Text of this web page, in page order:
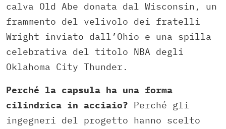
calva Old Abe donata dal Wisconsin, un
frammento del velivolo dei fratelli
Wright inviato dall’Ohio e una spilla
celebrativa del titolo NBA degli
Oklahoma City Thunder.
Perché la capsula ha una forma
cilindrica in acciaio? Perché gli
ingegneri del progetto hanno scelto